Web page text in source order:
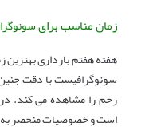
زمان مناسب برای
هفته هفتم بارداری
سونوگرافیست با دقت
رحم را مشاهده می کند.
است و خصوصیات منحصر